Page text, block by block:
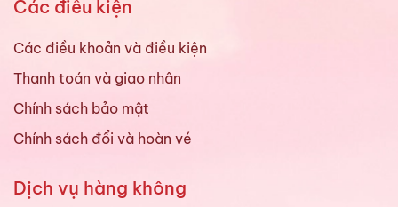
Các điều kiện
Các điều khoản và điều kiện
Thanh toán và giao nhân
Chính sách bảo mật
Chính sách đổi và hoàn vé
Dịch vụ hàng không